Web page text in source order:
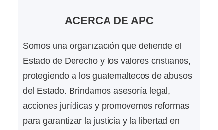
de una acción…
ACERCA DE APC
Somos una organización que defiende el
Estado de Derecho y los valores cristianos,
protegiendo a los guatemaltecos de abusos
del Estado. Brindamos asesoría legal,
acciones jurídicas y promovemos reformas
para garantizar la justicia y la libertad en